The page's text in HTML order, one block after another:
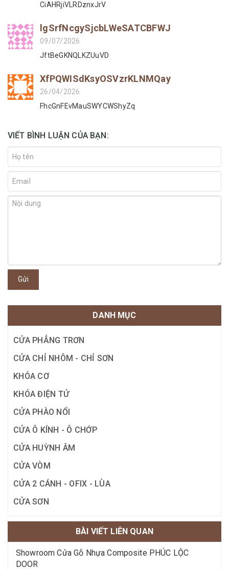
CiAHRjiVLRDznxJrV
lgSrfNcgySjcbLWeSATCBFWJ
09/07/2026
JftBeGKNQLKZUuVD
XfPQWISdKsyOSVzrKLNMQay
26/04/2026
FhcGnFEvMauSWYCWShyZq
VIẾT BÌNH LUẬN CỦA BẠN:
Gửi
DANH MỤC
CỬA PHẲNG TRƠN
CỬA CHỈ NHÔM - CHỈ SƠN
KHÓA CƠ
KHÓA ĐIỆN TỬ
CỬA PHÀO NỔI
CỬA Ô KÍNH - Ô CHỚP
CỬA HUỲNH ÂM
CỬA VÒM
CỬA 2 CÁNH - OFIX - LÙA
CỬA SƠN
BÀI VIẾT LIÊN QUAN
Showroom Cửa Gỗ Nhựa Composite PHÚC LỘC
DOOR